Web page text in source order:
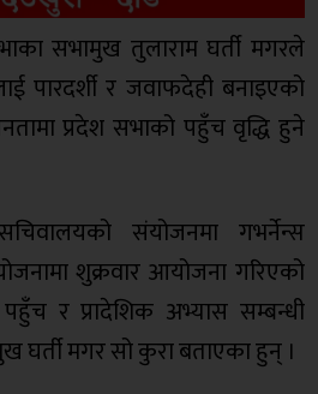
सभामुख तुलाराम घर्ती मगरले
पारदर्शी र जवाफदेही बनाइएको
प्रदेश सभाको पहुँच वृद्धि हुने
संयोजनमा गभर्नेन्स
शुक्रवार आयोजना गरिएको
र प्रादेशिक अभ्यास सम्बन्धी
घर्ती मगर सो कुरा बताएका हुन् ।